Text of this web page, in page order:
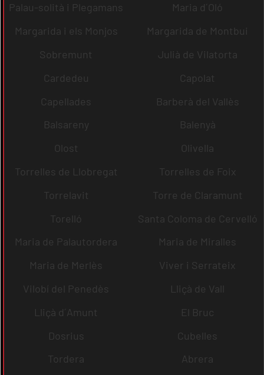
Palau-solità i Plegamans
Maria d´Oló
Margarida i els Monjos
Margarida de Montbui
Sobremunt
Julià de Vilatorta
Cardedeu
Capolat
Capellades
Barberà del Vallès
Balsareny
Balenyà
Olost
Olivella
Torrelles de Llobregat
Torrelles de Foix
Torrelavit
Torre de Claramunt
Torelló
Santa Coloma de Cervelló
Maria de Palautordera
Maria de Miralles
Maria de Merlès
Viver i Serrateix
Vilobí del Penedès
Lliçà de Vall
Lliçà d´Amunt
El Bruc
Dosrius
Cubelles
Tordera
Abrera